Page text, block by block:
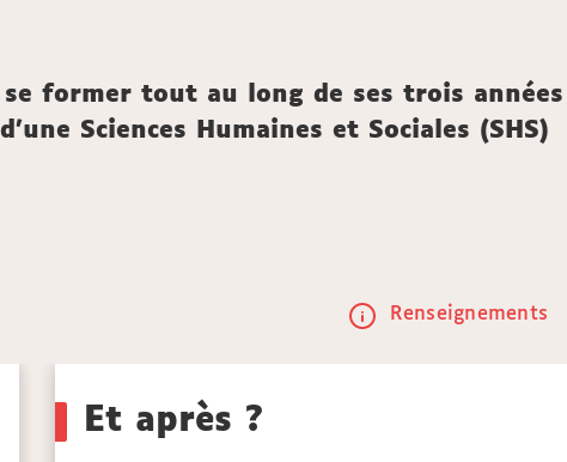
former tout au long de ses trois années
Sciences Humaines et Sociales (SHS)
Renseignements
Et après ?